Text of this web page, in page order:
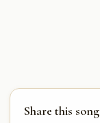
Share this song